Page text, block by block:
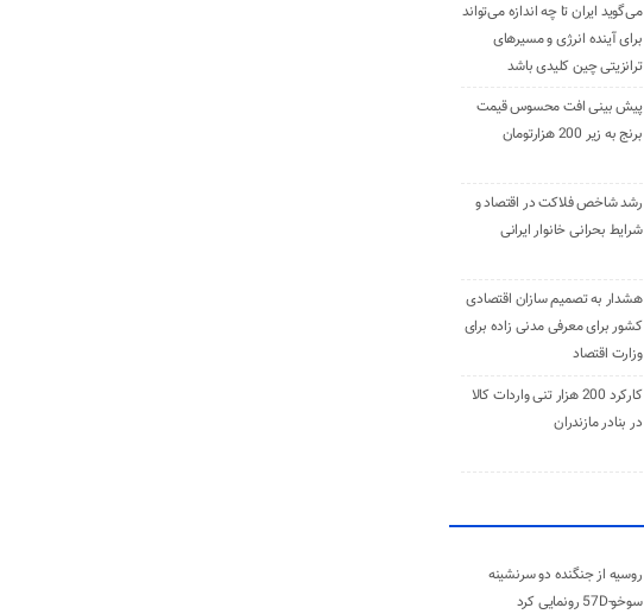
می‌گوید ایران تا چه اندازه می‌تواند
برای آینده انرژی و مسیرهای
ترانزیتی چین کلیدی باشد
پیش بینی افت محسوس قیمت
برنج به زیر 200 هزارتومان
رشد شاخص فلاکت در اقتصاد و
شرایط بحرانی خانوار ایرانی
هشدار به تصمیم سازان اقتصادی
کشور برای معرفی مدنی زاده برای
وزارت اقتصاد
کارکرد 200 هزار تنی واردات کالا
در بنادر مازندران
روسیه از جنگنده دو سرنشینه
سوخو-57D رونمایی کرد